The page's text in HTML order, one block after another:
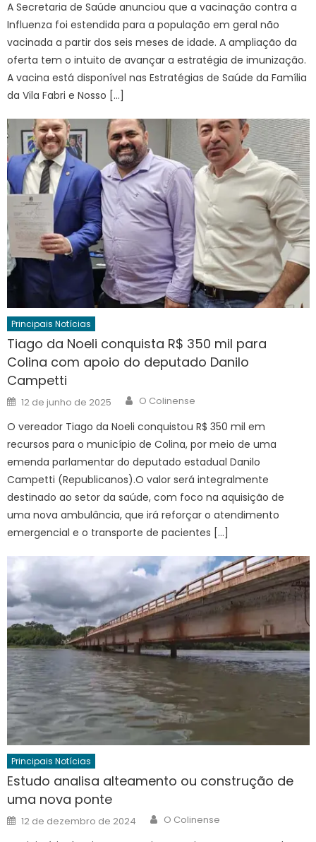
A Secretaria de Saúde anunciou que a vacinação contra a
Influenza foi estendida para a população em geral não
vacinada a partir dos seis meses de idade. A ampliação da
oferta tem o intuito de avançar a estratégia de imunização.
A vacina está disponível nas Estratégias de Saúde da Família
da Vila Fabri e Nosso […]
Principais Notícias
Tiago da Noeli conquista R$ 350 mil para
Colina com apoio do deputado Danilo
Campetti
Posted
on
12 de junho de 2025 Author
O Colinense
O vereador Tiago da Noeli conquistou R$ 350 mil em
recursos para o município de Colina, por meio de uma
emenda parlamentar do deputado estadual Danilo
Campetti (Republicanos).O valor será integralmente
destinado ao setor da saúde, com foco na aquisição de
uma nova ambulância, que irá reforçar o atendimento
emergencial e o transporte de pacientes […]
Principais Notícias
Estudo analisa alteamento ou construção de
uma nova ponte
Posted
on
12 de dezembro de 2024 Author
O Colinense